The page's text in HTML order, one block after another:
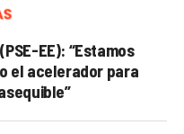
EE): “Estamos
el acelerador para